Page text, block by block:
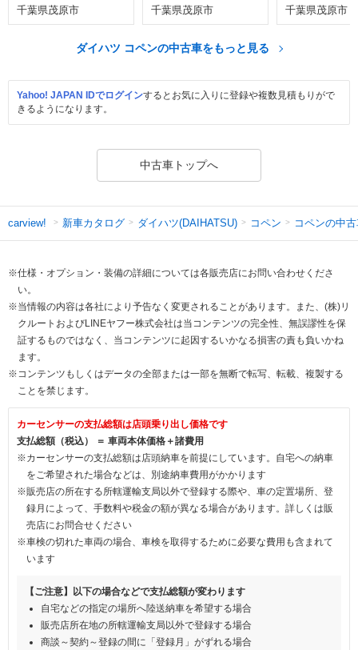
千葉県茂原市 千葉県茂原市 千葉県茂原市
ダイハツ コペンの中古車をもっと見る
Yahoo! JAPAN IDでログインするとお気に入りに登録や複数見積もりがで
きるようになります。
中古車トップへ
carview! 新車カタログ ダイハツ(DAIHATSU) コペン コペンの中
※仕様・オプション・装備の詳細については各販売店にお問い合わせくださ
い。
※当情報の内容は各社により予告なく変更されることがあります。また、(株)リ
クルートおよびLINEヤフー株式会社は当コンテンツの完全性、無誤謬性を保
証するものではなく、当コンテンツに起因するいかなる損害の責も負いかね
ます。
※コンテンツもしくはデータの全部または一部を無断で転写、転載、複製する
ことを禁じます。
カーセンサーの支払総額は店頭乗り出し価格です
支払総額（税込） ＝ 車両本体価格＋諸費用
※カーセンサーの支払総額は店頭納車を前提にしています。自宅への納車
をご希望された場合などは、別途納車費用がかかります
※販売店の所在する所轄運輸支局以外で登録する際や、車の定置場所、登
録月によって、手数料や税金の額が異なる場合があります。詳しくは販
売店にお問合せください
※車検の切れた車両の場合、車検を取得するために必要な費用も含まれて
います
【ご注意】以下の場合などで支払総額が変わります
自宅などの指定の場所へ陸送納車を希望する場合
販売店所在地の所轄運輸支局以外で登録する場合
商談～契約～登録の間に「登録月」がずれる場合